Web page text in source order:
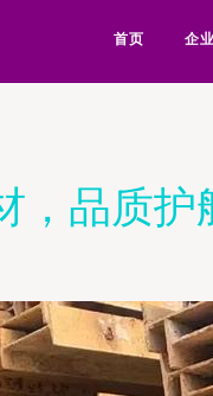
首页 企
，品质护